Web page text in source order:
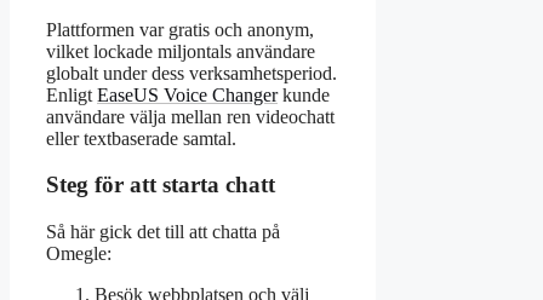
Plattformen var gratis och anonym,
vilket lockade miljontals användare
globalt under dess verksamhetsperiod.
Enligt EaseUS Voice Changerkunde
användare välja mellan ren videochatt
eller textbaserade samtal.
Steg för att starta chatt
Så här gick det till att chatta på
Omegle:
Besök webbplatsen och välj